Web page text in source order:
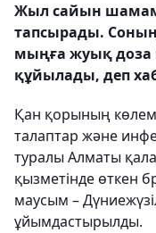
Жыл сайын
тапсырады.
мыңға жуық доза
құйылады, деп
Қан қорының
талаптар және
туралы Алматы
қызметінде өткен
маусым –
ұйымдастырылды.